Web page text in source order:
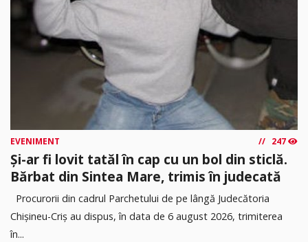
EVENIMENT 247
Și-ar fi lovit tatăl în cap cu un bol din sticlă.
Bărbat din Sintea Mare, trimis în judecată
Procurorii din cadrul Parchetului de pe lângă Judecătoria
Chișineu-Criș au dispus, în data de 6 august 2026, trimiterea
în...